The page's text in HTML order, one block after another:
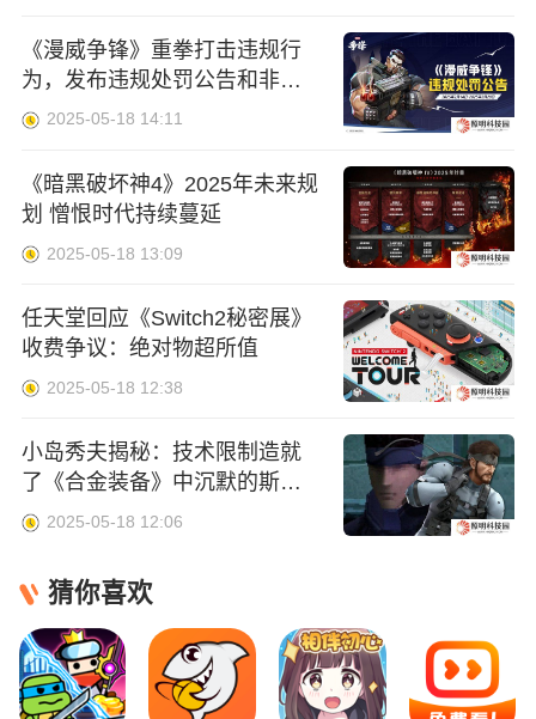
《漫威争锋》重拳打击违规行
为，发布违规处罚公告和非法
插件公告，坚决捍卫游戏公
2025-05-18 14:11
《暗黑破坏神4》2025年未来规
划 憎恨时代持续蔓延
2025-05-18 13:09
任天堂回应《Switch2秘密展》
收费争议：绝对物超所值
2025-05-18 12:38
小岛秀夫揭秘：技术限制造就
了《合金装备》中沉默的斯内
克 2025-05-18 12:06
猜你喜欢